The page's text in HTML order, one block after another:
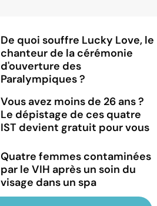
De quoi souffre Lucky Love, le
chanteur de la cérémonie
d'ouverture des
Paralympiques ?
Vous avez moins de 26 ans ?
Le dépistage de ces quatre
IST devient gratuit pour vous
Quatre femmes contaminées
par le VIH après un soin du
visage dans un spa